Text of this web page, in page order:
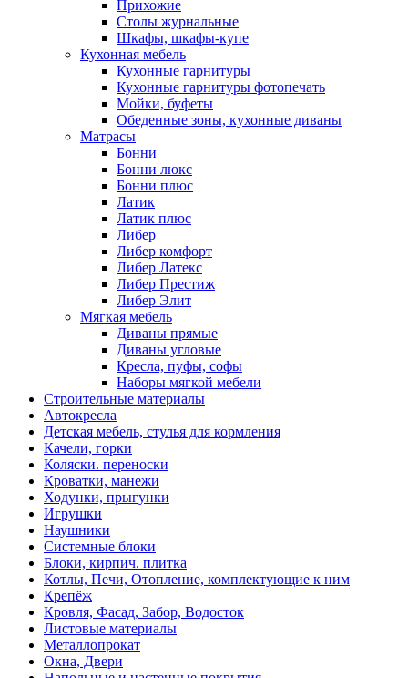
Прихожие
Столы журнальные
Шкафы, шкафы-купе
Кухонная мебель
Кухонные гарнитуры
Кухонные гарнитуры фотопечать
Мойки, буфеты
Обеденные зоны, кухонные диваны
Матрасы
Бонни
Бонни люкс
Бонни плюс
Латик
Латик плюс
Либер
Либер комфорт
Либер Латекс
Либер Престиж
Либер Элит
Мягкая мебель
Диваны прямые
Диваны угловые
Кресла, пуфы, софы
Наборы мягкой мебели
Строительные материалы
Автокресла
Детская мебель, стулья для кормления
Качели, горки
Коляски. переноски
Кроватки, манежи
Ходунки, прыгунки
Игрушки
Наушники
Системные блоки
Блоки, кирпич. плитка
Котлы, Печи, Отопление, комплектующие к ним
Крепёж
Кровля, Фасад, Забор, Водосток
Листовые материалы
Металлопрокат
Окна, Двери